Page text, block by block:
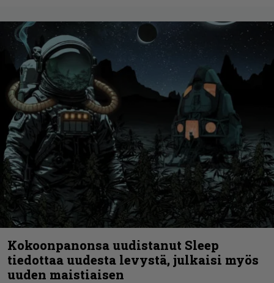
Kokoonpanonsa uudistanut Sleep
tiedottaa uudesta levystä, julkaisi myös
uuden maistiaisen